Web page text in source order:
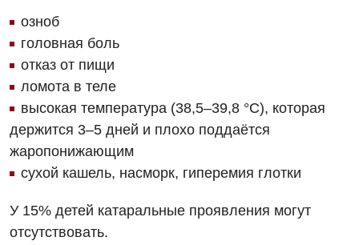
озноб
головная боль
отказ от пищи
ломота в теле
высокая температура (38,5–39,8 °C), которая
держится 3–5 дней и плохо поддаётся
жаропонижающим
сухой кашель, насморк, гиперемия глотки
У 15% детей катаральные проявления могут
отсутствовать.